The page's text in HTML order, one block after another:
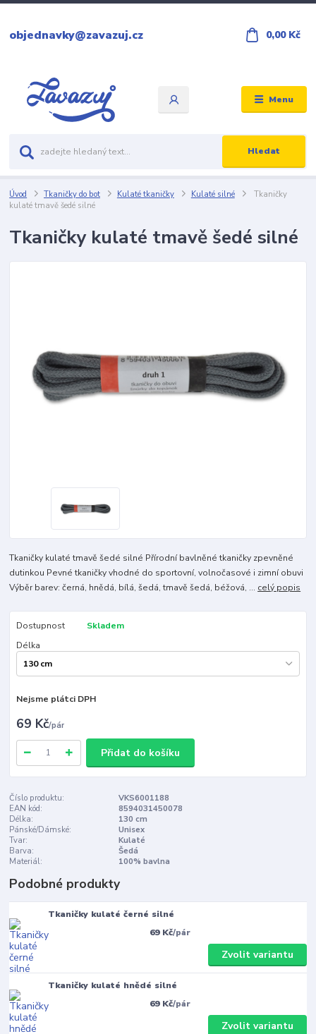
Menu
Hledat
objednavky@zavazuj.cz 0,00 Kč
Úvod Tkaničky do bot Kulaté tkaničky Kulaté silné
Tkaničky
kulaté tmavě šedé silné
Tkaničky kulaté tmavě šedé silné
Tkaničky kulaté tmavě šedé silné Přírodní bavlněné tkaničky zpevněné
dutinkou Pevné tkaničky vhodné do sportovní, volnočasové i zimní obuvi
Výběr barev: černá, hnědá, bílá, šedá, tmavě šedá, béžová, ... celý popis
Dostupnost
Skladem
Délka
Nejsme plátci DPH
69 Kč/pár
Přidat do košíku
Číslo produktu:
VKS6001188
EAN kód:
8594031450078
Délka:
130 cm
Pánské/Dámské:
Unisex
Tvar:
Kulaté
Barva:
Šedá
Materiál:
100% bavlna
Podobné produkty
Tkaničky kulaté černé silné
69 Kč/pár
Zvolit variantu
Tkaničky kulaté hnědé silné
69 Kč/pár
Zvolit variantu